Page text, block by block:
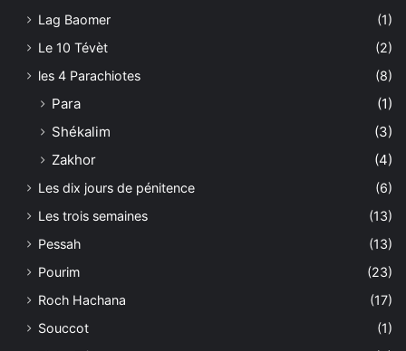
Lag Baomer
(1)
Le 10 Tévèt
(2)
les 4 Parachiotes
(8)
Para
(1)
Shékalim
(3)
Zakhor
(4)
Les dix jours de pénitence
(6)
Les trois semaines
(13)
Pessah
(13)
Pourim
(23)
Roch Hachana
(17)
Souccot
(1)